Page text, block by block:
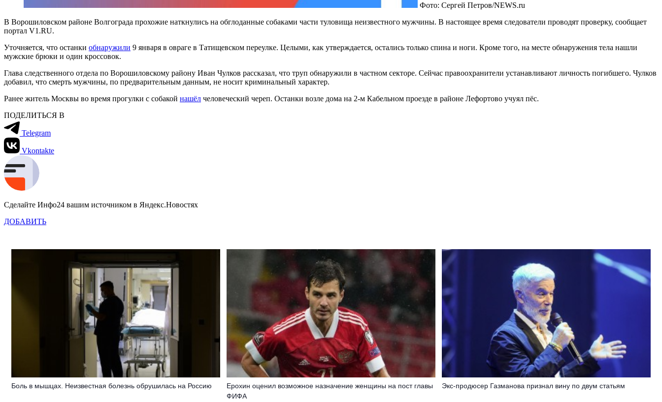
Фото: Сергей Петров/NEWS.ru
В Ворошиловском районе Волгограда прохожие наткнулись на обглоданные собаками части туловища неизвестного мужчины. В настоящее время следователи проводят проверку, сообщает
портал V1.RU.
Уточняется, что останки обнаружили 9 января в овраге в Татищевском переулке. Целыми, как утверждается, остались только спина и ноги. Кроме того, на месте обнаружения тела нашли
мужские брюки и один кроссовок.
Глава следственного отдела по Ворошиловскому району Иван Чулков рассказал, что труп обнаружили в частном секторе. Сейчас правоохранители устанавливают личность погибшего. Чулков
добавил, что смерть мужчины, по предварительным данным, не носит криминальный характер.
Ранее житель Москвы во время прогулки с собакой нашёл человеческий череп. Останки возле дома на 2-м Кабельном проезде в районе Лефортово учуял пёс.
ПОДЕЛИТЬСЯ В
Telegram
Vkontakte
Сделайте Инфо24 вашим источником в Яндекс.Новостях
ДОБАВИТЬ
Боль в мышцах. Неизвестная болезнь обрушилась на Россию
Ерохин оценил возможное назначение женщины на пост главы
ФИФА
Экс-продюсер Газманова признал вину по двум статьям